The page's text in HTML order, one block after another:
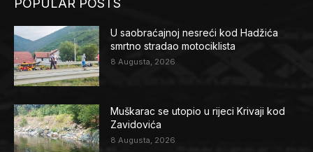
POPULAR POSTS
U saobraćajnoj nesreći kod Hadžića
smrtno stradao motociklista
8 Augusta, 2026
Muškarac se utopio u rijeci Krivaji kod
Zavidovića
8 Augusta, 2026